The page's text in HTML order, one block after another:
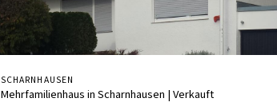
SCHARNHAUSEN
Mehrfamilienhaus in Scharnhausen | Verkauft